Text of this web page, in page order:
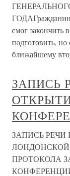
ГОДАГражданин
смог закончить
подготовить, но
ближайшему
ЗАПИСЬ
ЗАПИСЬ
ЛОНДОНСКОЙ
ПРОТОКОЛА